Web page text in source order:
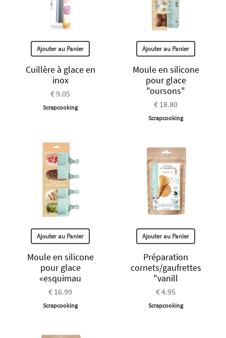
Ajouter au Panier
Cuillère à glace en
inox
€ 9.05
Scrapcooking
Ajouter au Panier
Moule en silicone
pour glace
"oursons"
€ 18.80
Scrapcooking
Ajouter au Panier
Moule en silicone
pour glace
«esquimau
€ 16.99
Scrapcooking
Ajouter au Panier
Préparation
cornets/gaufrettes
"vanill
€ 4.95
Scrapcooking